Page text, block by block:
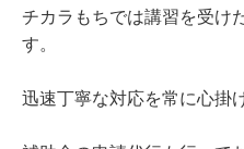
チカラもちでは講習を受け
す。
迅速丁寧な対応を常に心掛